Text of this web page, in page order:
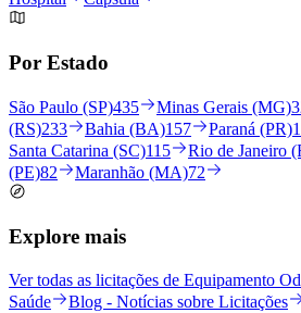
Por Estado
São Paulo (SP)435 Minas Gerais (MG)
(RS)233 Bahia (BA)157 Paraná (PR)
Santa Catarina (SC)115 Rio de Janeiro
(PE)82 Maranhão (MA)72
Explore mais
Ver todas as licitações de Equipamento
Saúde
Blog - Notícias sobre Licitações